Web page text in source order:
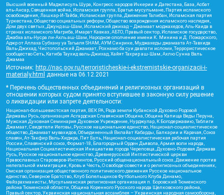
Высший военный Маджлисуль Шура, Конгресс народов Ичкерии и Дагестана, База, Асбат
аль-Ансар, Священная война, Исламская группа, Братья-мусульмане, Партия исламского
освобождения, Лашкар-И-Тайба, Исламская группа, Движение Талибан, Исламская партия
Туркестана, Общество социальных реформ, Общество возрождения исламского наследия,
Дом двух святых, Джунд аш-Шам, Исламский джихад – Джамаат моджахедов, Аль-Каида в
странах исламского Магриба, Имарат Кавказ, АБТО, Правый сектор, Исламское государство,
Джабха аль-Нусра ли-Ахль аш-Шам, Народное ополчение имени К. Минина и Д. Пожарского,
Аджр от Аллаха Субхану уа Тагьаля SHAM, АУМ Синрике, Муджахеды джамаата Ат-Тавхида
Валь-Джихад, Чистопольский Джамаат, Рохнамо ба суи давлати исломи, Террористическое
сообщество Сеть, Катиба Таухид валь-Джихад, Хайят Тахрир аш-Шам, Ахлю Сунна Валь
Джамаа
Источник: http://nac.gov.ru/terroristicheskie-i-ekstremistskie-organizacii-i-
materialy.html данные на 06.12.2021
* Перечень общественных объединений и религиозных организаций в
отношении которых судом принято вступившее в законную силу решение
о ликвидации или запрете деятельности:
Национал-большевистская партия, ВЕК РА, Рада земли Кубанской Духовно Родовой
Державы Русь, организация Асгардская Славянская Община, Община Капища Веды Перуна,
Мужская Духовная Семинария Духовное Учреждение, Нурджулар, К Богодержавию, Таблиги
Джамаат, Свидетели Иеговы, Русское национальное единство, Национал-социалистическое
общество, Джамаат мувахидов, Объединенный Вилайат Кабарды, Балкарии и Карачая, Союз
славян, Ат-Такфир Валь-Хиджра, Пит Буль, Национал-социалистическая рабочая партия
России, Славянский союз, Формат-18, Благородный Орден Дьявола, Армия воли народа,
Национальная Социалистическая Инициатива города Череповца, Духовно-Родовая Держава
Русь, Русское национальное единство, Древнерусской Инглистической церкви
Православных Староверов-Инглингов, Русский общенациональный союз, Движение против
нелегальной иммиграции, Кровь и Честь, О свободе совести и о религиозных объединениях,
Омская организация общественного политического движения Русское национальное
единство, Северное Братство, Клуб Болельщиков Футбольного Клуба Динамо,
Файзрахманисты, Мусульманская религиозная организация п. Боровский Тюменского
района Тюменской области, Община Коренного Русского народа Щелковского района,
Правый сектор, Украинская национальная ассамблея – Украинская народная самооборона,